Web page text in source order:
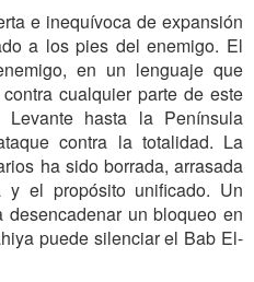
e inequívoca de expansión
a los pies del enemigo. El
en un lenguaje que
cualquier parte de este
hasta la Península
contra la totalidad. La
ha sido borrada, arrasada
y el propósito unificado. Un
un bloqueo en
puede silenciar el Bab El-